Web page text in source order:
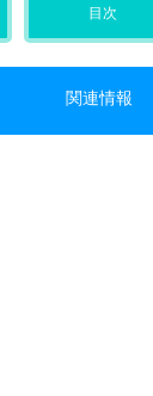
目次
関連情報